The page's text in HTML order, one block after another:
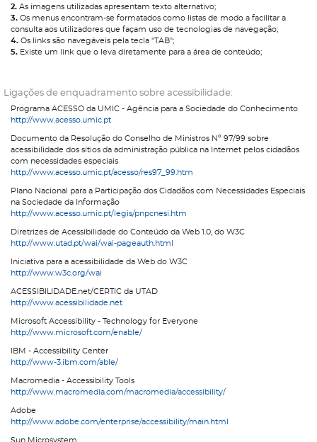
2. As imagens utilizadas apresentam texto alternativo;
3. Os menus encontram-se formatados como listas de modo a facilitar a
consulta aos utilizadores que façam uso de tecnologias de navegação;
4. Os links são navegáveis pela tecla "TAB";
5. Existe um link que o leva diretamente para a área de conteúdo;
Ligações de enquadramento sobre acessibilidade:
Programa ACESSO da UMIC - Agência para a Sociedade do Conhecimento
http://www.acesso.umic.pt
Documento da Resolução do Conselho de Ministros Nº 97/99 sobre
acessibilidade dos sítios da administração pública na Internet pelos cidadãos
com necessidades especiais
http://www.acesso.umic.pt/acesso/res97_99.htm
Plano Nacional para a Participação dos Cidadãos com Necessidades Especiais
na Sociedade da Informação
http://www.acesso.umic.pt/legis/pnpcnesi.htm
Diretrizes de Acessibilidade do Conteúdo da Web 1.0, do W3C
http://www.utad.pt/wai/wai-pageauth.html
Iniciativa para a acessibilidade da Web do W3C
http://www.w3c.org/wai
ACESSIBILIDADE.net/CERTIC da UTAD
http://www.acessibilidade.net
Microsoft Accessibility - Technology for Everyone
http://www.microsoft.com/enable/
IBM - Accessibility Center
http://www-3.ibm.com/able/
Macromedia - Accessibility Tools
http://www.macromedia.com/macromedia/accessibility/
Adobe
http://www.adobe.com/enterprise/accessibility/main.html
Sun Microsystem